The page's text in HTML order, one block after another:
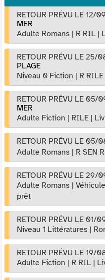
RETOUR PRÉVU LE 12/
MER
Adulte Romans | R RIL |
RETOUR PRÉVU LE 25/
PLAGE
Niveau 0 Fiction | R RILE
RETOUR PRÉVU LE 05/
MER
Adulte Fiction | RILE |
RETOUR PRÉVU LE 05/
Adulte Romans | R SEN
RETOUR PRÉVU LE 29/
Adulte Romans |
prêt
RETOUR PRÉVU LE 01/
Niveau 1 Littératures |
RETOUR PRÉVU LE 19/
Adulte Fiction | R RIL |